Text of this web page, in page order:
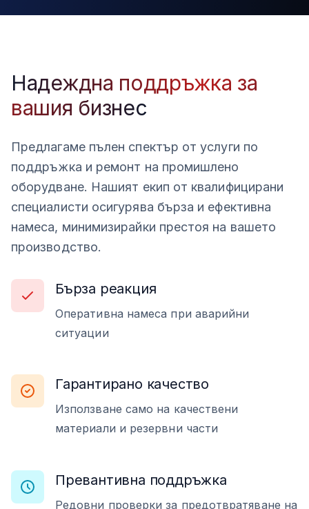
Надеждна поддръжка за
вашия бизнес
Предлагаме пълен спектър от услуги по
поддръжка и ремонт на промишлено
оборудване. Нашият екип от квалифицирани
специалисти осигурява бърза и ефективна
намеса, минимизирайки престоя на вашето
производство.
Бърза реакция
Оперативна намеса при аварийни
ситуации
Гарантирано качество
Използване само на качествени
материали и резервни части
Превантивна поддръжка
Редовни проверки за предотвратяване на